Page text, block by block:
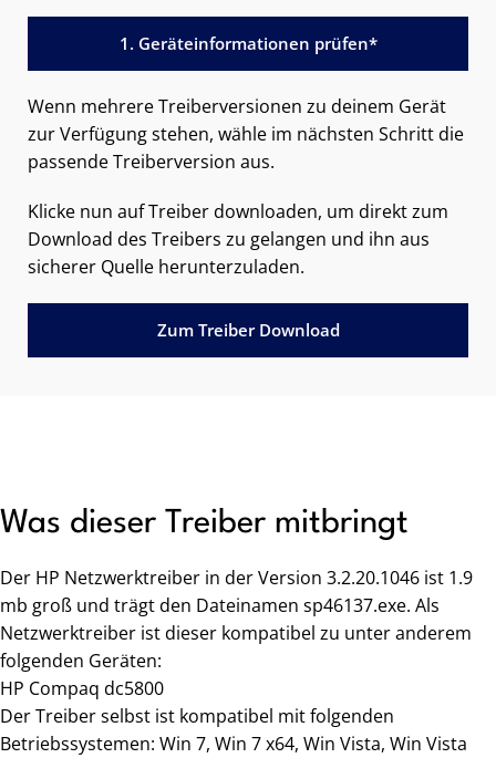
1. Geräteinformationen prüfen*
Wenn mehrere Treiberversionen zu deinem Gerät
zur Verfügung stehen, wähle im nächsten Schritt die
passende Treiberversion aus.
Klicke nun auf Treiber downloaden, um direkt zum
Download des Treibers zu gelangen und ihn aus
sicherer Quelle herunterzuladen.
Zum Treiber Download
Was dieser Treiber mitbringt
Der HP Netzwerktreiber in der Version 3.2.20.1046 ist 1.9
mb groß und trägt den Dateinamen sp46137.exe. Als
Netzwerktreiber ist dieser kompatibel zu unter anderem
folgenden Geräten:
HP Compaq dc5800
Der Treiber selbst ist kompatibel mit folgenden
Betriebssystemen: Win 7, Win 7 x64, Win Vista, Win Vista